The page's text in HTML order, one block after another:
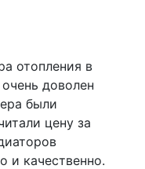
отопления в
доволен
были
цену за
и качественно.